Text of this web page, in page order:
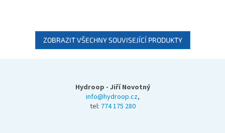
ZOBRAZIT VŠECHNY SOUVISEJÍCÍ PRODUKTY
Hydroop - Jiří Novotný
info@hydroop.cz,
tel: 774 175 280